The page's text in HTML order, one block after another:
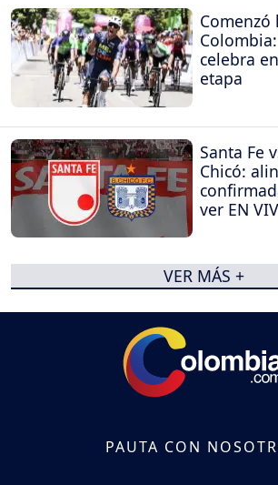
Comenzó
celebra
etapa
Santa Fe
Chicó:
ver EN
VER MÁS +
PAUTA CON